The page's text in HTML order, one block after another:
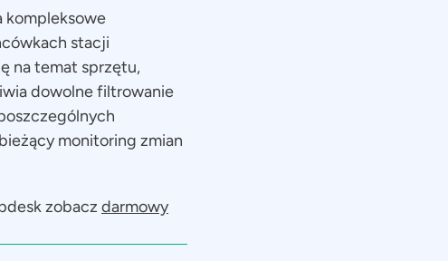
kompleksowe
stacji
na temat sprzętu,
dowolne filtrowanie
monitoring zmian
zobacz darmowy